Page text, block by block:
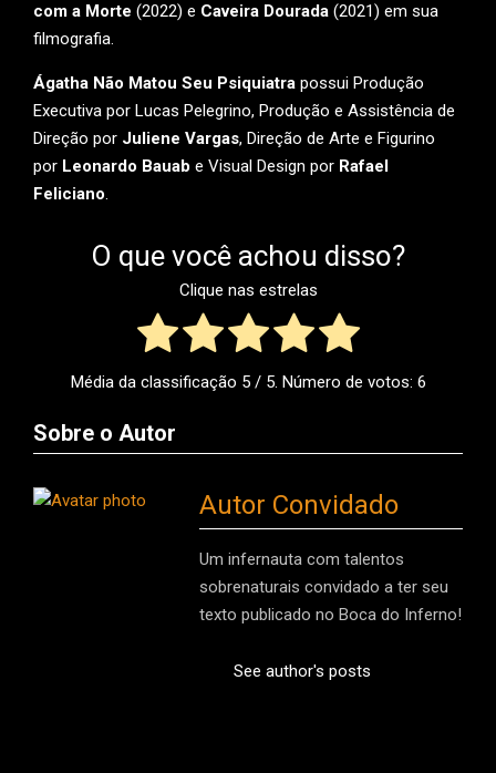
com a Morte (2022) e Caveira Dourada (2021) em sua
filmografia.
Ágatha Não Matou Seu Psiquiatra possui Produção
Executiva por Lucas Pelegrino, Produção e Assistência de
Direção por Juliene Vargas, Direção de Arte e Figurino
por Leonardo Bauab e Visual Design por Rafael
Feliciano.
O que você achou disso?
Clique nas estrelas
Média da classificação 5/ 5. Número de votos: 6
Sobre o Autor
Autor Convidado
Um infernauta com talentos
sobrenaturais convidado a ter seu
texto publicado no Boca do Inferno!
See author's posts